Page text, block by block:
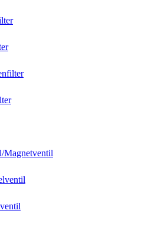
Magnetventil